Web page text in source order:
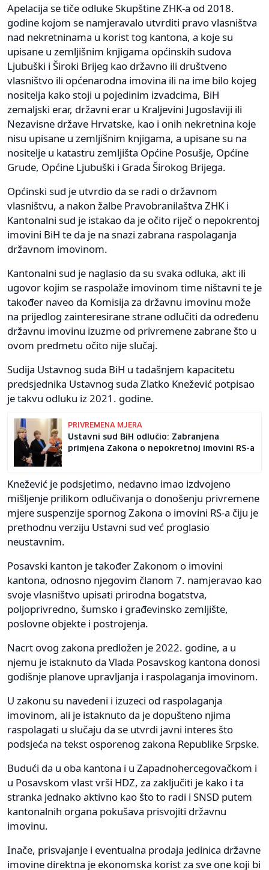
Apelacija se tiče odluke Skupštine ZHK-a od 2018.
godine kojom se namjeravalo utvrditi pravo vlasništva
nad nekretninama u korist tog kantona, a koje su
upisane u zemljišnim knjigama općinskih sudova
Ljubuški i Široki Brijeg kao državno ili društveno
vlasništvo ili općenarodna imovina ili na ime bilo kojeg
nositelja kako stoji u pojedinim izvadcima, BiH
zemaljski erar, državni erar u Kraljevini Jugoslaviji ili
Nezavisne države Hrvatske, kao i onih nekretnina koje
nisu upisane u zemljišnim knjigama, a upisane su na
nositelje u katastru zemljišta Općine Posušje, Općine
Grude, Općine Ljubuški i Grada Širokog Brijega.
Općinski sud je utvrdio da se radi o državnom
vlasništvu, a nakon žalbe Pravobranilaštva ZHK i
Kantonalni sud je istakao da je očito riječ o nepokrentoj
imovini BiH te da je na snazi zabrana raspolaganja
državnom imovinom.
Kantonalni sud je naglasio da su svaka odluka, akt ili
ugovor kojim se raspolaže imovinom time ništavni te je
također naveo da Komisija za državnu imovinu može
na prijedlog zainteresirane strane odlučiti da određenu
državnu imovinu izuzme od privremene zabrane što u
ovom predmetu očito nije slučaj.
Sudija Ustavnog suda BiH u tadašnjem kapacitetu
predsjednika Ustavnog suda Zlatko Knežević potpisao
je takvu odluku iz 2021. godine.
PRIVREMENA MJERA
Ustavni sud BiH odlučio: Zabranjena
primjena Zakona o nepokretnoj imovini RS-a
Knežević je podsjetimo, nedavno imao izdvojeno
mišljenje prilikom odlučivanja o donošenju privremene
mjere suspenzije spornog Zakona o imovini RS-a čiju je
prethodnu verziju Ustavni sud već proglasio
neustavnim.
Posavski kanton je također Zakonom o imovini
kantona, odnosno njegovim članom 7. namjeravao kao
svoje vlasništvo upisati prirodna bogatstva,
poljoprivredno, šumsko i građevinsko zemljište,
poslovne objekte i postrojenja.
Nacrt ovog zakona predložen je 2022. godine, a u
njemu je istaknuto da Vlada Posavskog kantona donosi
godišnje planove upravljanja i raspolaganja imovinom.
U zakonu su navedeni i izuzeci od raspolaganja
imovinom, ali je istaknuto da je dopušteno njima
raspolagati u slučaju da se utvrdi javni interes što
podsjeća na tekst osporenog zakona Republike Srpske.
Budući da u oba kantona i u Zapadnohercegovačkom i
u Posavskom vlast vrši HDZ, za zaključiti je kako i ta
stranka jednako aktivno kao što to radi i SNSD putem
kantonalnih organa pokušava prisvojiti državnu
imovinu.
Inače, prisvajanje i eventualna prodaja jedinica državne
imovine direktna je ekonomska korist za sve one koji bi